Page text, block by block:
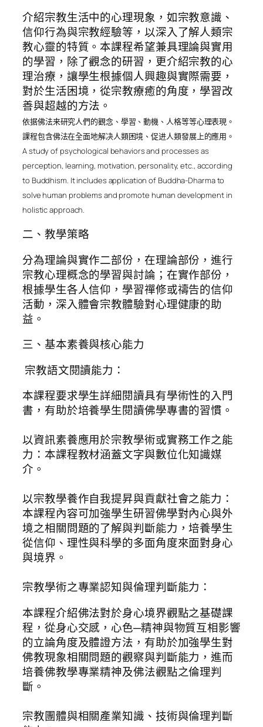
介紹宗教生活中的心理現象，如宗教意識、
信仰行為與宗教經驗等，以深入了解人類宗
教心靈的特質。本課程希望兼具理論與實用
的學習，除了觀念的研習，更介紹宗教的心
理治療，讓學生根據個人興趣與實際需要，
對於生活困境，從宗教療癒的角度，學習改
善與超越的方法。
依据佛法来研究人們的觀念、學習、動機、人格等等心理表現。
課程包含佛法在全面地解决人類困境、促进人類發展上的應用。
A study of psychological behaviors and processes as
perception, learning, motivation, personality, etc., according
to Buddhism. It includes application of Buddha-Dharma to
solve human problems and promote human development in
holistic approach.
二、教學策略
分為理論與實作二部份，在理論部份，進行
宗教心理概念的學習與討論；在實作部份，
根據學生各人信仰，學習禪修或禱告的信仰
活動，深入體會宗教體驗對心理健康的助
益。
三、基本素養與核心能力
宗教語文閱讀能力：
本課程要求學生詳細閱讀具有學術性的入門
書，有助於培養學生閱讀佛學專書的習慣。
以資訊素養應用於宗教學術或實務工作之能
力：本課程教材涵蓋文字與數位化知識媒
介。
以宗教學養作自我提昇與貢獻社會之能力：
本課程內容可加強學生研習佛學對內心與外
境之相關問題的了解與判斷能力，培養學生
從信仰、理性與科學的多面角度來面對身心
與境界。
宗教學術之專業認知與倫理判斷能力：
本課程介紹佛法對於身心境界觀點之基礎課
程，從身心交感，心色─精神與物質互相影響
的立論角度及體證方法，有助於加強學生對
佛教現象相關問題的觀察與判斷能力，進而
培養佛教學專業精神及佛法觀點之倫理判
斷。
宗教團體與相關產業知識、技術與倫理判斷